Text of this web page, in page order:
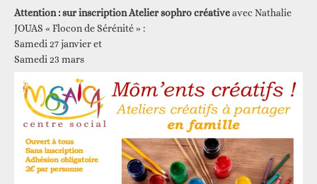
Attention :sur inscriptionAtelier sophro créativeavec Nathalie
JOUAS « Flocon de Sérénité » :
Samedi 27 janvier et
Samedi 23 mars